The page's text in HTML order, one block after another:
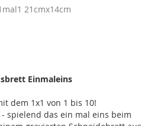
21cmx14cm
Einmaleins
dem 1x1 von 1 bis 10!
spielend das ein mal eins beim